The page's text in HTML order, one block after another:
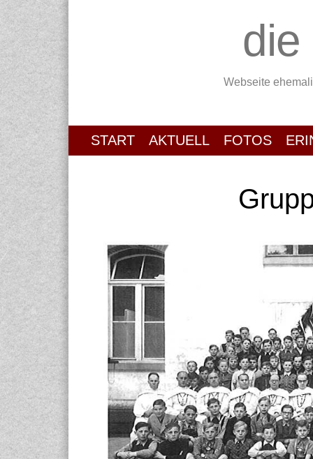
die
Webseite
START AKTUELL FOTOS